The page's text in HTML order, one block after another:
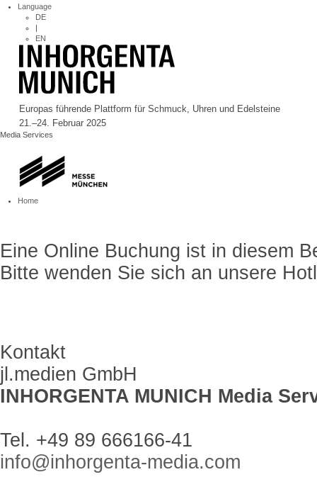
Language
DE
|
EN
Europas führende Plattform für Schmuck, Uhren und Edelsteine
21.–24. Februar 2025
Media Services
Home
Eine Online Buchung ist in diesem
Bitte wenden Sie sich an unsere
Kontakt
jl.medien GmbH
INHORGENTA MUNICH Media
Tel. +49 89 666166-41
info@inhorgenta-media.com